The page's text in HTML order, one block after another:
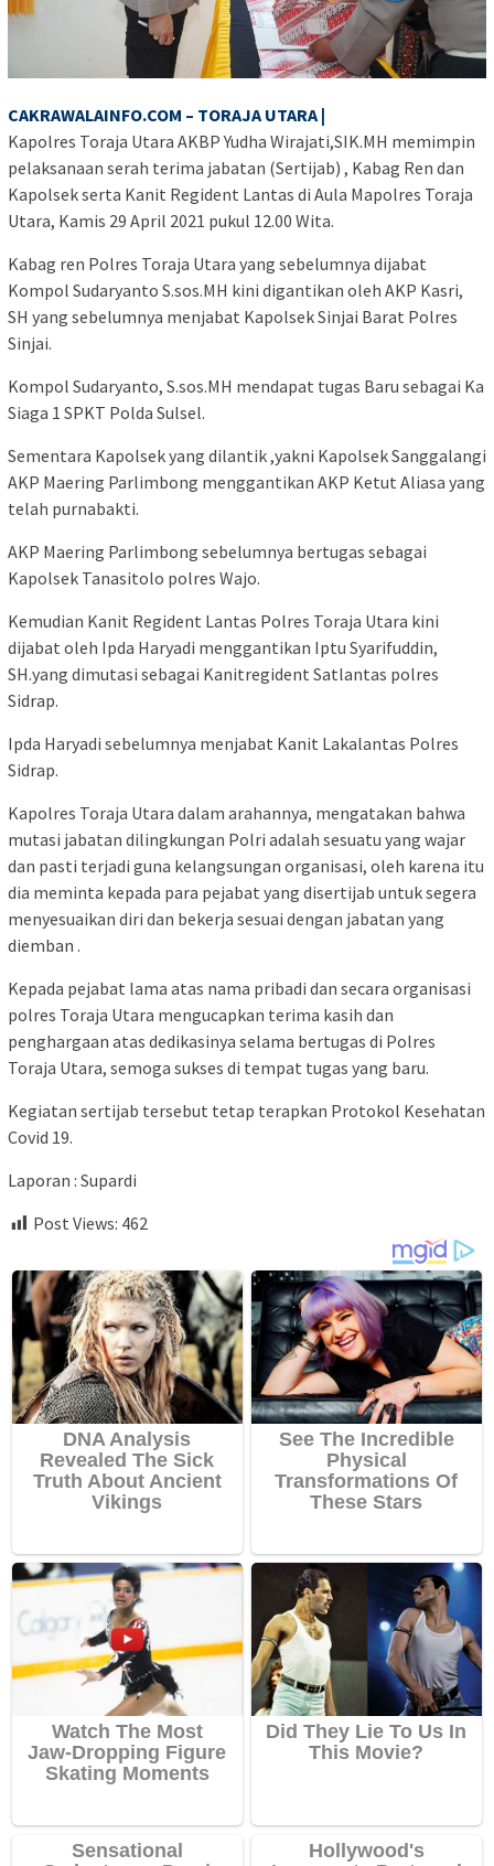
CAKRAWALAINFO.COM – TORAJA UTARA |
Kapolres Toraja Utara AKBP Yudha Wirajati,SIK.MH memimpin
pelaksanaan serah terima jabatan (Sertijab) , Kabag Ren dan
Kapolsek serta Kanit Regident Lantas di Aula Mapolres Toraja
Utara, Kamis 29 April 2021 pukul 12.00 Wita.
Kabag ren Polres Toraja Utara yang sebelumnya dijabat
Kompol Sudaryanto S.sos.MH kini digantikan oleh AKP Kasri,
SH yang sebelumnya menjabat Kapolsek Sinjai Barat Polres
Sinjai.
Kompol Sudaryanto, S.sos.MH mendapat tugas Baru sebagai Ka
Siaga 1 SPKT Polda Sulsel.
Sementara Kapolsek yang dilantik ,yakni Kapolsek Sanggalangi
AKP Maering Parlimbong menggantikan AKP Ketut Aliasa yang
telah purnabakti.
AKP Maering Parlimbong sebelumnya bertugas sebagai
Kapolsek Tanasitolo polres Wajo.
Kemudian Kanit Regident Lantas Polres Toraja Utara kini
dijabat oleh Ipda Haryadi menggantikan Iptu Syarifuddin,
SH.yang dimutasi sebagai Kanitregident Satlantas polres
Sidrap.
Ipda Haryadi sebelumnya menjabat Kanit Lakalantas Polres
Sidrap.
Kapolres Toraja Utara dalam arahannya, mengatakan bahwa
mutasi jabatan dilingkungan Polri adalah sesuatu yang wajar
dan pasti terjadi guna kelangsungan organisasi, oleh karena itu
dia meminta kepada para pejabat yang disertijab untuk segera
menyesuaikan diri dan bekerja sesuai dengan jabatan yang
diemban .
Kepada pejabat lama atas nama pribadi dan secara organisasi
polres Toraja Utara mengucapkan terima kasih dan
penghargaan atas dedikasinya selama bertugas di Polres
Toraja Utara, semoga sukses di tempat tugas yang baru.
Kegiatan sertijab tersebut tetap terapkan Protokol Kesehatan
Covid 19.
Laporan : Supardi
Post Views: 462